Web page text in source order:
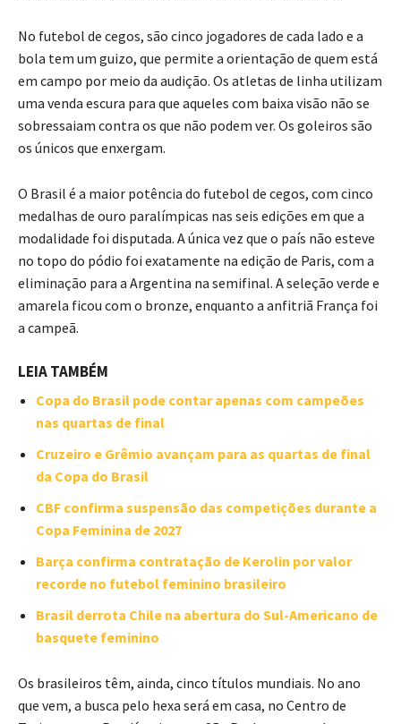
No futebol de cegos, são cinco jogadores de cada lado e a
bola tem um guizo, que permite a orientação de quem está
em campo por meio da audição. Os atletas de linha utilizam
uma venda escura para que aqueles com baixa visão não se
sobressaiam contra os que não podem ver. Os goleiros são
os únicos que enxergam.
O Brasil é a maior potência do futebol de cegos, com cinco
medalhas de ouro paralímpicas nas seis edições em que a
modalidade foi disputada. A única vez que o país não esteve
no topo do pódio foi exatamente na edição de Paris, com a
eliminação para a Argentina na semifinal. A seleção verde e
amarela ficou com o bronze, enquanto a anfitriã França foi
a campeã.
LEIA TAMBÉM
Copa do Brasil pode contar apenas com campeões
nas quartas de final
Cruzeiro e Grêmio avançam para as quartas de final
da Copa do Brasil
CBF confirma suspensão das competições durante a
Copa Feminina de 2027
Barça confirma contratação de Kerolin por valor
recorde no futebol feminino brasileiro
Brasil derrota Chile na abertura do Sul-Americano de
basquete feminino
Os brasileiros têm, ainda, cinco títulos mundiais. No ano
que vem, a busca pelo hexa será em casa, no Centro de